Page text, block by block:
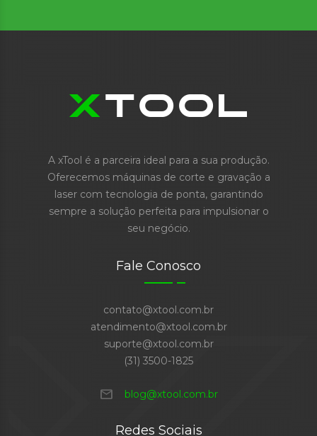
A xTool é a parceira ideal para a sua produção.
Oferecemos máquinas de corte e gravação a
laser com tecnologia de ponta, garantindo
sempre a solução perfeita para impulsionar o
seu negócio.
Fale Conosco
contato@xtool.com.br
atendimento@xtool.com.br
suporte@xtool.com.br
(31) 3500-1825
mail blog@xtool.com.br
Redes Sociais